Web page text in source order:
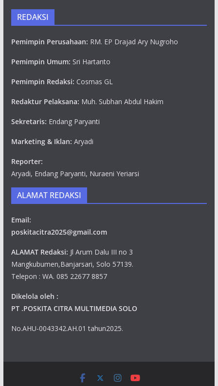
REDAKSI
Pemimpin Perusahaan: RM. EP Drajad Ary Nugroho
Pemimpin Umum: Sri Hartanto
Pemimpin Redaksi: Cosmas GL
Redaktur Pelaksana: Muh. Subhan Abdul Hakim
Sekretaris: Endang Paryanti
Marketing & Iklan: Aryadi
Reporter:
Aryadi, Endang Paryanti, Nuraeni Yeriarsi
ALAMAT REDAKSI
Email:
poskitacitra2025@gmail.com
ALAMAT Redaksi: Jl Arum Dalu III no 3
Mangkubumen,Banjarsari, Solo 57139.
Telepon : WA. 085 22677 8857
Dikelola oleh :
PT .POSKITA CITRA MULTIMEDIA SOLO
No.AHU-0043342.AH.01 tahun2025.